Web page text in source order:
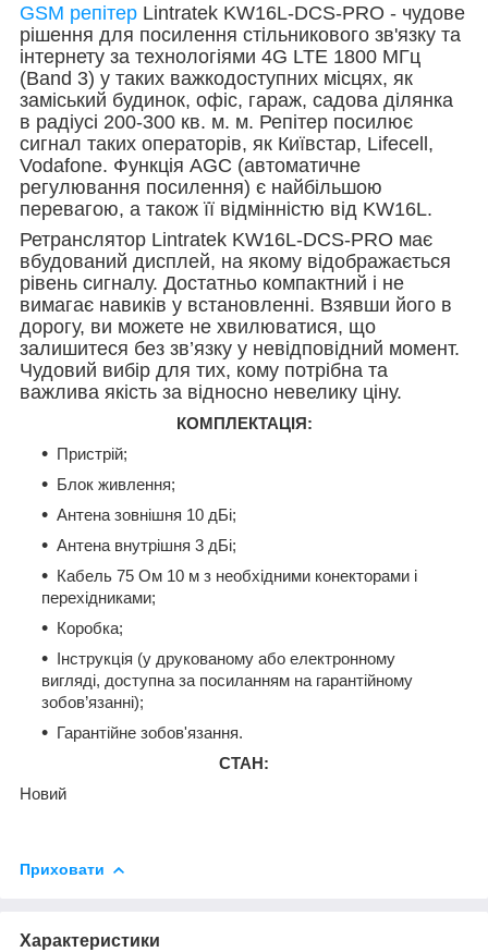
GSM репітер Lintratek KW16L-DCS-PRO - чудове
рішення для посилення стільникового зв'язку та
інтернету за технологіями 4G LTE 1800 МГц
(Band 3) у таких важкодоступних місцях, як
заміський будинок, офіс, гараж, садова ділянка
в радіусі 200-300 кв. м. м. Репітер посилює
сигнал таких операторів, як Київстар, Lifecell,
Vodafonе. Функція AGC (автоматичне
регулювання посилення) є найбільшою
перевагою, а також її відмінністю від KW16L.
Ретранслятор Lintratek KW16L-DCS-PRO має
вбудований дисплей, на якому відображається
рівень сигналу. Достатньо компактний і не
вимагає навиків у встановленні. Взявши його в
дорогу, ви можете не хвилюватися, що
залишитеся без зв’язку у невідповідний момент.
Чудовий вибір для тих, кому потрібна та
важлива якість за відносно невелику ціну.
КОМПЛЕКТАЦІЯ:
Пристрій;
Блок живлення;
Антена зовнішня 10 дБі;
Антена внутрішня 3 дБі;
Кабель 75 Ом 10 м з необхідними конекторами і
перехідниками;
Коробка;
Інструкція (у друкованому або електронному
вигляді, доступна за посиланням на гарантійному
зобов’язанні);
Гарантійне зобов'язання.
СТАН:
Новий
Приховати
Характеристики